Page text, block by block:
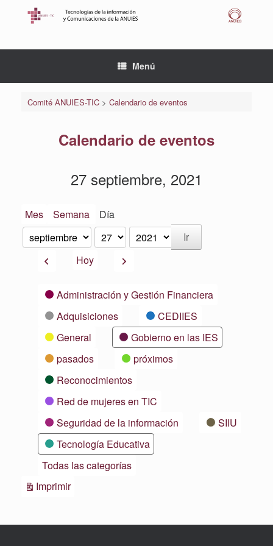
Menú
Comité ANUIES-TIC> Calendario de eventos
Calendario de eventos
27 septiembre, 2021
Mes Semana Día
Mes
Día
Año
AnteriorHoy Siguiente
CategoríasAdministración y Gestión Financiera
Adquisiciones
CEDIIES
General
Gobierno en las IES
pasados
próximos
Reconocimientos
Red de mujeres en TIC
Seguridad de la información
SIIU
Tecnología Educativa
Todas las categorías
ImprimirVistas